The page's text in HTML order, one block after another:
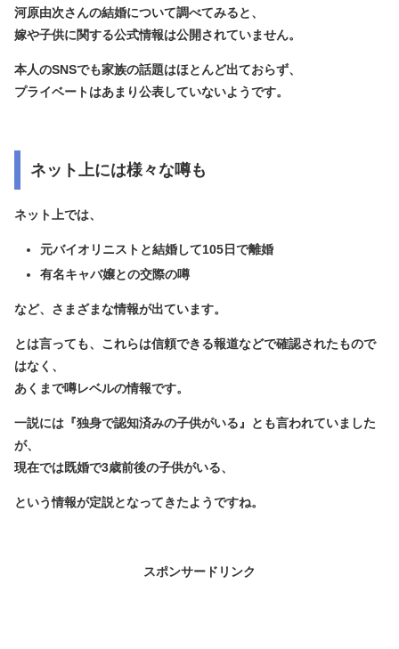
河原由次さんの結婚について調べてみると、
嫁や子供に関する公式情報は公開されていません。
本人のSNSでも家族の話題はほとんど出ておらず、
プライベートはあまり公表していないようです。
ネット上には様々な噂も
ネット上では、
元バイオリニストと結婚して105日で離婚
有名キャバ嬢との交際の噂
など、さまざまな情報が出ています。
とは言っても、これらは信頼できる報道などで確認されたもので
はなく、
あくまで噂レベルの情報です。
一説には『独身で認知済みの子供がいる』とも言われていました
が、
現在では既婚で3歳前後の子供がいる、
という情報が定説となってきたようですね。
スポンサードリンク